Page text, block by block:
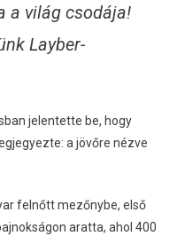
a világ csodája!
Layber-
jelentette be, hogy
a jövőre nézve
felnőtt mezőnybe, első
aratta, ahol 400